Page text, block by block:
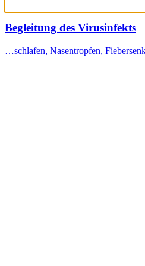
Begleitung des Virusinfekts
…schlafen, Nasentropfen,